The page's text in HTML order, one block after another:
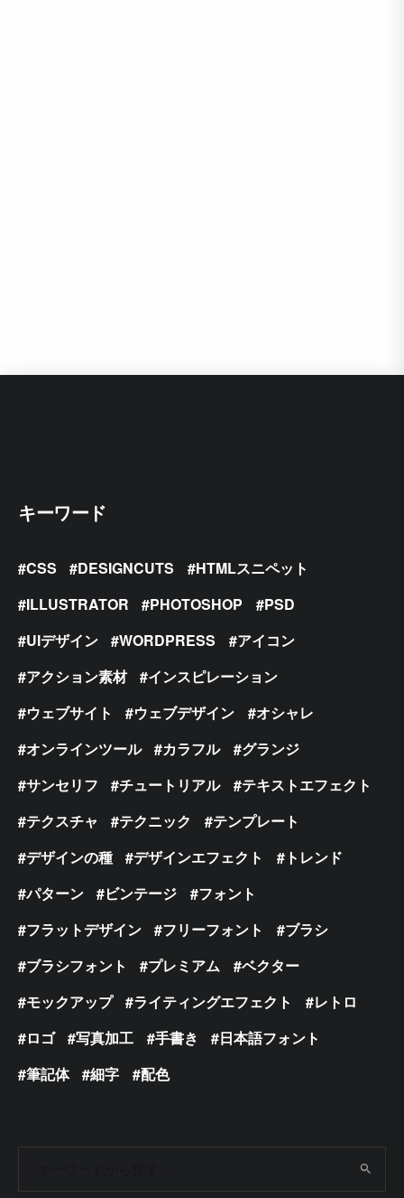
キーワード
CSS DESIGNCUTS
HTMLスニペット
ILLUSTRATOR
PHOTOSHOP
PSD
UIデザイン
WORDPRESS
アイコン
アクション素材
インスピレーション
ウェブサイト
ウェブデザイン
オシャレ
オンラインツール
カラフル
グランジ
サンセリフ
チュートリアル
テキストエフェクト
テクスチャ
テクニック
テンプレート
デザインの種
デザインエフェクト
トレンド
パターン
ビンテージ
フォント
フラットデザイン
フリーフォント
ブラシ
ブラシフォント
プレミアム
ベクター
モックアップ
ライティングエフェクト
レトロ
ロゴ
写真加工 手書き
日本語フォント
筆記体
細字 配色